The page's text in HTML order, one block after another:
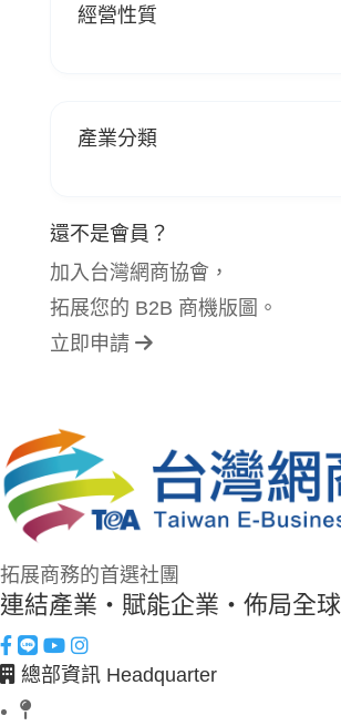
經營性質
產業分類
還不是會員？
加入台灣網商協會，
拓展您的 B2B 商機版圖。
立即申請
拓展商務的首選社團
連結產業・賦能企業・佈局全球
總部資訊 Headquarter